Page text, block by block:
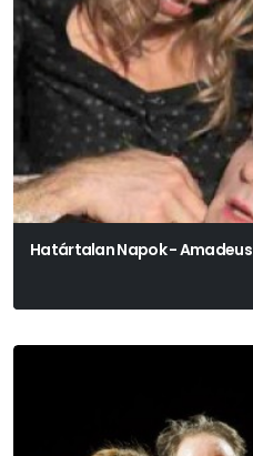
Határtalan Napok - Amadeus